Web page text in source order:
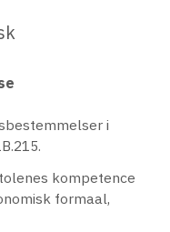
i
kompetence
formaal,